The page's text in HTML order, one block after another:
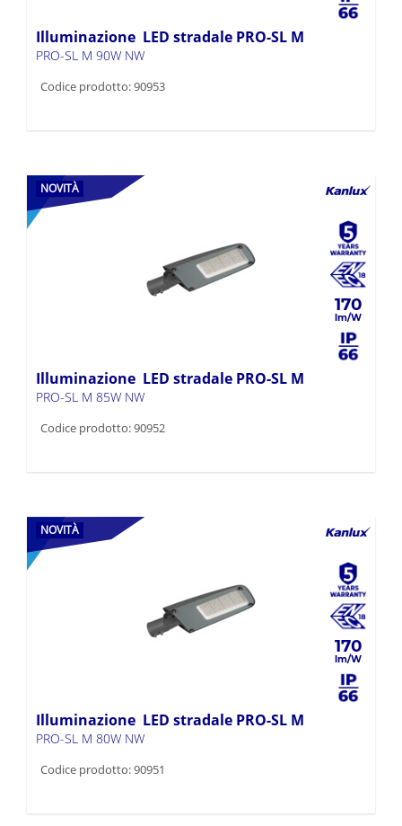
Illuminazione LED stradale PRO-SL M
PRO-SL M 90W NW
Codice prodotto: 90953
NOVITÀ
170
Illuminazione LED stradale PRO-SL M
PRO-SL M 85W NW
Codice prodotto: 90952
NOVITÀ
170
Illuminazione LED stradale PRO-SL M
PRO-SL M 80W NW
Codice prodotto: 90951